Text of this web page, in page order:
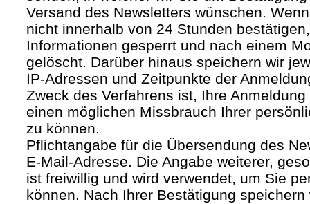
Versand des Newsletters wünschen.
nicht innerhalb von 24 Stunden
Informationen gesperrt und nach einem
gelöscht. Darüber hinaus speichern wir
IP-Adressen und Zeitpunkte der
Zweck des Verfahrens ist, Ihre
einen möglichen Missbrauch Ihrer
zu können.
Pflichtangabe für die Übersendung des
E-Mail-Adresse. Die Angabe weiterer,
ist freiwillig und wird verwendet, um Sie
können. Nach Ihrer Bestätigung